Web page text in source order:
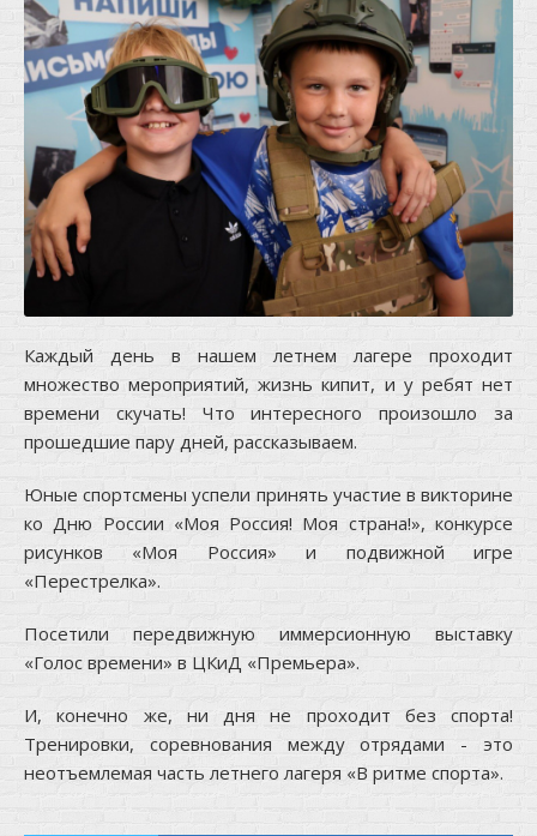
Каждый день в нашем летнем лагере проходит
множество мероприятий, жизнь кипит, и у ребят нет
времени скучать! Что интересного произошло за
прошедшие пару дней, рассказываем.
Юные спортсмены успели принять участие в викторине
ко Дню России «Моя Россия! Моя страна!», конкурсе
рисунков «Моя Россия» и подвижной игре
«Перестрелка».
Посетили передвижную иммерсионную выставку
«Голос времени» в ЦКиД «Премьера».
И, конечно же, ни дня не проходит без спорта!
Тренировки, соревнования между отрядами - это
неотъемлемая часть летнего лагеря «В ритме спорта».